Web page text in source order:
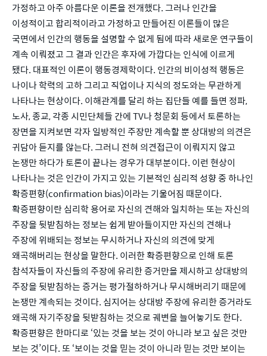
가정하고 아주 아름다운 이론을 전개했다. 그러나 인간을
이성적이고 합리적이라고 가정하고 만들어진 이론들이 많은
국면에서 인간의 행동을 설명할 수 없게 됨에 따라 새로운 연구들이
계속 이뤄졌고 그 결과 인간은 후자에 가깝다는 인식에 이르게
됐다. 대표적인 이론이 행동경제학이다. 인간의 비이성적 행동은
나이나 학력의 고하 그리고 직업이나 지식의 정도와는 무관하게
나타나는 현상이다. 이해관계를 달리 하는 집단들 예를 들면 정파,
노사, 종교, 각종 시민단체들 간에 TV나 청문회 등에서 토론하는
장면을 지켜보면 각자 일방적인 주장만 계속할 뿐 상대방의 의견은
귀담아 듣지를 않는다. 그러니 전혀 의견접근이 이뤄지지 않고
논쟁만 하다가 토론이 끝나는 경우가 대부분이다. 이런 현상이
나타나는 것은 인간이 가지고 있는 기본적인 심리적 성향 중 하나인
확증편향(confirmation bias)이라는 기울어짐 때문이다.
확증편향이란 심리학 용어로 자신의 견해와 일치하는 또는 자신의
주장을 뒷받침하는 정보는 쉽게 받아들이지만 자신의 견해나
주장에 위배되는 정보는 무시하거나 자신의 의견에 맞게
왜곡해버리는 현상을 말한다. 이러한 확증편향으로 인해 토론
참석자들이 자신들의 주장에 유리한 증거만을 제시하고 상대방의
주장을 뒷받침하는 증거는 평가절하하거나 무시해버리기 때문에
논쟁만 계속되는 것이다. 심지어는 상대방 주장에 유리한 증거라도
왜곡해 자기주장을 뒷받침하는 것으로 궤변을 늘어놓기도 한다.
확증편향은 한마디로 ‘있는 것을 보는 것이 아니라 보고 싶은 것만
보는 것’이다. 또 ‘보이는 것을 믿는 것이 아니라 믿는 것만 보이는